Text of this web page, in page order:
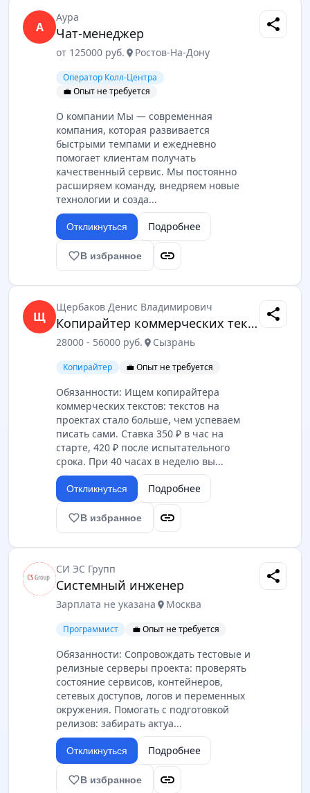
А
Аура
Чат-менеджер
от 125000 руб. location_on Ростов-На-Дону
Оператор Колл-Центра
💼 Опыт не требуется
О компании Мы — современная
компания, которая развивается
быстрыми темпами и ежедневно
помогает клиентам получать
качественный сервис. Мы постоянно
расширяем команду, внедряем новые
технологии и созда...
Откликнуться Подробнее
favorite_borderВ избранное link
share
Щ
Щербаков Денис Владимирович
Копирайтер коммерческих текстов
28000 - 56000 руб. location_on Сызрань
Копирайтер 💼 Опыт не требуется
Обязанности: Ищем копирайтера
коммерческих текстов: текстов на
проектах стало больше, чем успеваем
писать сами. Ставка 350 ₽ в час на
старте, 420 ₽ после испытательного
срока. При 40 часах в неделю вы...
Откликнуться Подробнее
favorite_borderВ избранное link
share
СИ ЭС Групп
Системный инженер
Зарплата не указана location_on Москва
Программист 💼 Опыт не требуется
Обязанности: Сопровождать тестовые и
релизные серверы проекта: проверять
состояние сервисов, контейнеров,
сетевых доступов, логов и переменных
окружения. Помогать с подготовкой
релизов: забирать актуа...
Откликнуться Подробнее
favorite_borderВ избранное link
share